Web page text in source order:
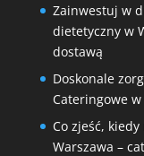
Zainwestuj w
dietetyczny w
dostawą
Doskonale
Cateringowe
Co zjeść,
Warszawa –